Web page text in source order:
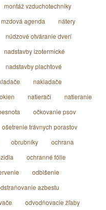
montáž vzduchotechniky
mzdová agenda
nátery
núdzové otváranie dverí
nadstavby izotermické
nadstavby plachtové
nakladače
natierači
natieranie
očkovanie psov
ošetrenie trávnych porastov
obrubníky
ochrana
ochranné fólie
odblšenie
azbestu
odvodňovacie žľaby